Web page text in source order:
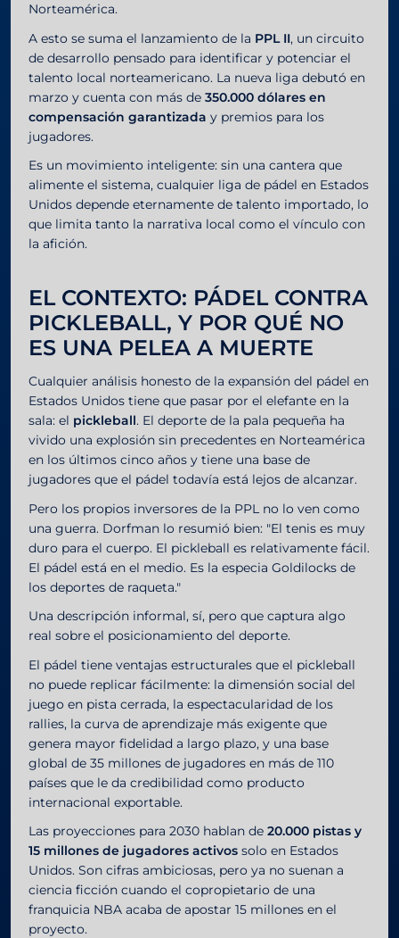
Norteamérica.
A esto se suma el lanzamiento de la PPL II, un circuito
de desarrollo pensado para identificar y potenciar el
talento local norteamericano. La nueva liga debutó en
marzo y cuenta con más de 350.000 dólares en
compensación garantizada y premios para los
jugadores.
Es un movimiento inteligente: sin una cantera que
alimente el sistema, cualquier liga de pádel en Estados
Unidos depende eternamente de talento importado, lo
que limita tanto la narrativa local como el vínculo con
la afición.
EL CONTEXTO: PÁDEL CONTRA
PICKLEBALL, Y POR QUÉ NO
ES UNA PELEA A MUERTE
Cualquier análisis honesto de la expansión del pádel en
Estados Unidos tiene que pasar por el elefante en la
sala: el pickleball. El deporte de la pala pequeña ha
vivido una explosión sin precedentes en Norteamérica
en los últimos cinco años y tiene una base de
jugadores que el pádel todavía está lejos de alcanzar.
Pero los propios inversores de la PPL no lo ven como
una guerra. Dorfman lo resumió bien: "El tenis es muy
duro para el cuerpo. El pickleball es relativamente fácil.
El pádel está en el medio. Es la especia Goldilocks de
los deportes de raqueta."
Una descripción informal, sí, pero que captura algo
real sobre el posicionamiento del deporte.
El pádel tiene ventajas estructurales que el pickleball
no puede replicar fácilmente: la dimensión social del
juego en pista cerrada, la espectacularidad de los
rallies, la curva de aprendizaje más exigente que
genera mayor fidelidad a largo plazo, y una base
global de 35 millones de jugadores en más de 110
países que le da credibilidad como producto
internacional exportable.
Las proyecciones para 2030 hablan de 20.000 pistas y
15 millones de jugadores activos solo en Estados
Unidos. Son cifras ambiciosas, pero ya no suenan a
ciencia ficción cuando el copropietario de una
franquicia NBA acaba de apostar 15 millones en el
proyecto.